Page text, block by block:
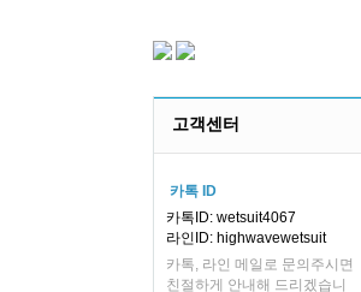
고객센터
카톡 ID
카톡ID: wetsuit4067
라인ID: highwavewetsuit
카톡, 라인 메일로 문의주시면
친절하게 안내해 드리겠습니